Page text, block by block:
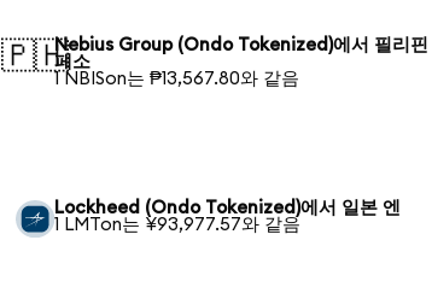
🇵🇭Nebius Group (Ondo Tokenized)에서 필리핀
페소
1 NBISon는 ₱13,567.80와 같음
Lockheed (Ondo Tokenized)에서 일본 엔
1 LMTon는 ¥93,977.57와 같음